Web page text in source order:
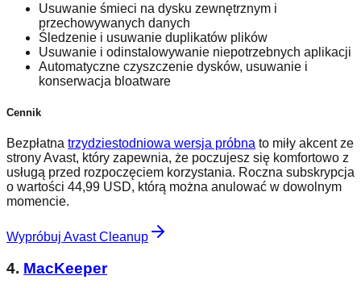
Usuwanie śmieci na dysku zewnętrznym i
przechowywanych danych
Śledzenie i usuwanie duplikatów plików
Usuwanie i odinstalowywanie niepotrzebnych aplikacji
Automatyczne czyszczenie dysków, usuwanie i
konserwacja bloatware
Cennik
Bezpłatna trzydziestodniowa wersja próbna to miły akcent ze
strony Avast, który zapewnia, że ​​poczujesz się komfortowo z
usługą przed rozpoczęciem korzystania. Roczna subskrypcja
o wartości 44,99 USD, którą można anulować w dowolnym
momencie.
Wypróbuj Avast Cleanup
4. MacKeeper